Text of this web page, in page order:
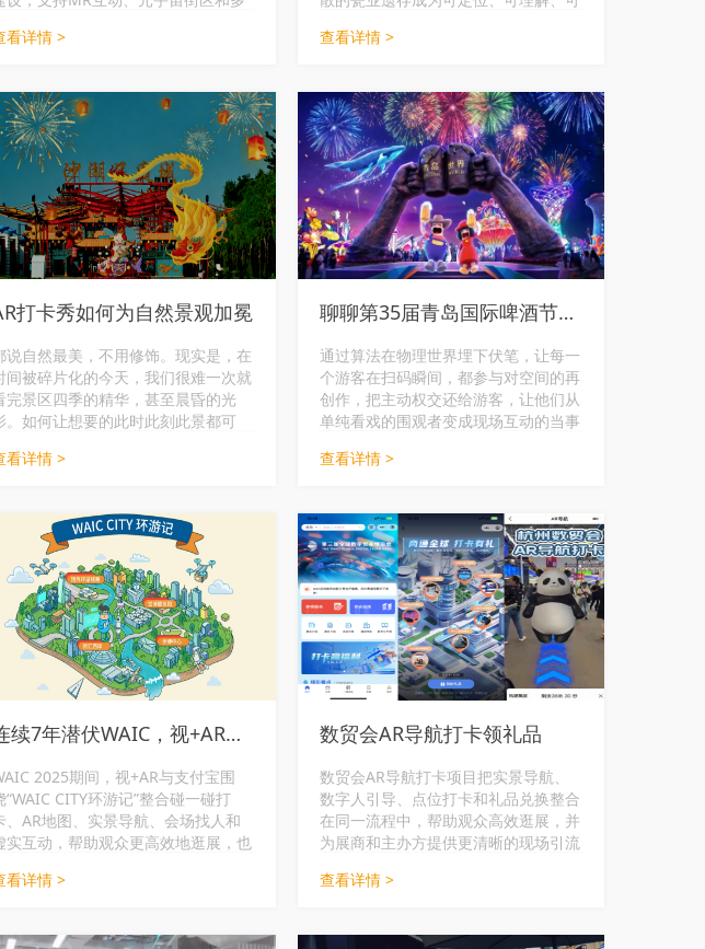
看详情 > 查看详情 >
打卡秀如何为自然景观加冕
说自然最美，不用修饰。现实是，在
间被碎片化的今天，我们很难一次就
完景区四季的精华，甚至晨昏的光
。如何让想要的此时此刻此景都可
能。
看详情 >
聊聊第35届青岛国际啤酒节AR背后的真功夫
通过算法在物理世界埋下伏笔，让每一
个游客在扫码瞬间，都参与对空间的再
创作，把主动权交还给游客，让他们从
单纯看戏的围观者变成现场互动的当事
查看详情 >
连续7年潜伏WAIC，视+AR如何让10万+观众“碰”出新花样？
2025期间，视+AR与支付宝围
“WAIC CITY环游记”整合碰一碰打
、AR地图、实景导航、会场找人和
实互动，帮助观众更高效地逛展，也
。
看详情 >
数贸会AR导航打卡领礼品
数贸会AR导航打卡项目把实景导航、
数字人引导、点位打卡和礼品兑换整合
在同一流程中，帮助观众高效逛展，并
为展商和主办方提供更清晰的现场引流
查看详情 >